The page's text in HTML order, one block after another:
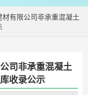
有限公司非承重混凝土
司非承重混凝土
收录公示